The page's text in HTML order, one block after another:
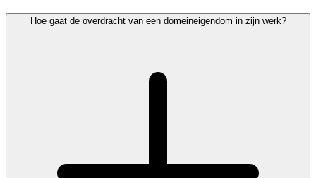
Hoe gaat de overdracht van een domeineigendom in zijn werk?